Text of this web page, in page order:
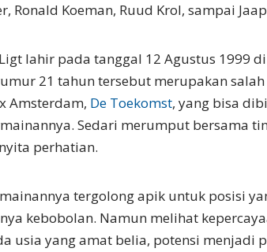
Ronald Koeman, Ruud Krol, sampai
lahir pada tanggal 12 Agustus 1999
21 tahun tersebut merupakan
Amsterdam, De Toekomst, yang bisa
Sedari merumput bersama
perhatian.
tergolong apik untuk posisi
kebobolan. Namun melihat
usia yang amat belia, potensi menjadi